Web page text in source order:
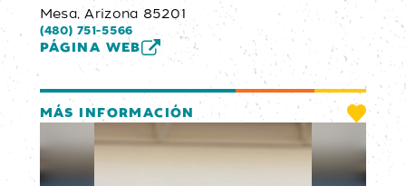
Mesa, Arizona 85201
(480) 751-5566
PÁGINA WEB
MÁS INFORMACIÓN